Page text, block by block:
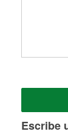
Escribe